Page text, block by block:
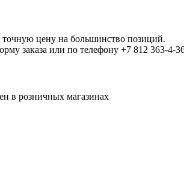
точную цену на большинство позиций.
заказа или по телефону +7 812 363-4-
в розничных магазинах